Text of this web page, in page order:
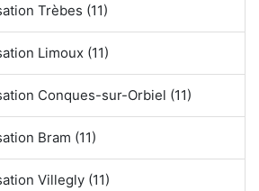
Trèbes (11)
Limoux (11)
Conques-sur-Orbiel (11)
Bram (11)
Villegly (11)